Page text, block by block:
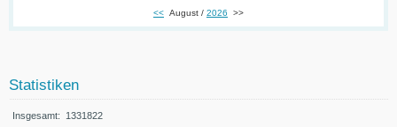
<< August / 2026 >>
Statistiken
Insgesamt: 1331822